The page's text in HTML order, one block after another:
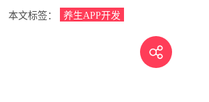
本文标签： 养生APP开发